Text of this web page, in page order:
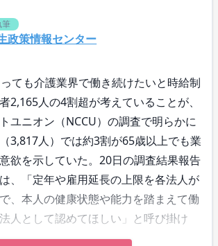
筆
政策情報センター
ても介護業界で働き続けたいと時給制
2,165人の4割超が考えていることが、
ユニオン（NCCU）の調査で明らかに
3,817人）では約3割が65歳以上でも業
欲を示していた。20日の調査結果報告
、「定年や雇用延長の上限を各法人が
、本人の健康状態や能力を踏まえて働
人として認めてほしい」と呼び掛け